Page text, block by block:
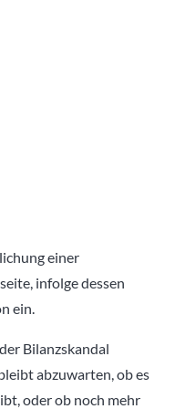
einer
infolge dessen
ein.
Bilanzskandal
abzuwarten, ob es
oder ob noch mehr